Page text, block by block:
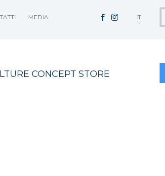
MEDIA IT
CONCEPT STORE